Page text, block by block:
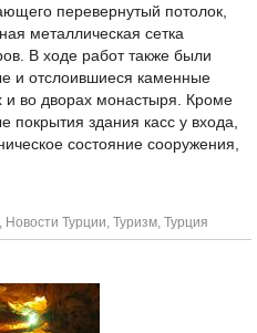
перевернутый потолок,
металлическая сетка
В ходе работ также были
и отслоившиеся каменные
во дворах монастыря. Кроме
покрытия здания касс у входа,
состояние сооружения,
, Новости Турции, Туризм, Турция